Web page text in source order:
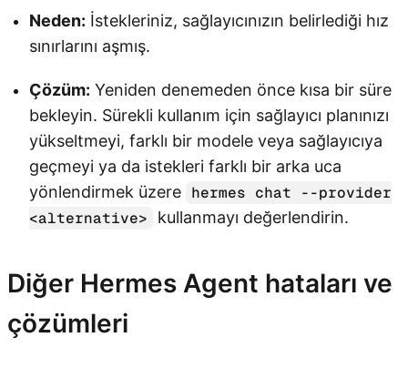
Neden: İstekleriniz, sağlayıcınızın belirlediği hız
sınırlarını aşmış.
Çözüm: Yeniden denemeden önce kısa bir süre
bekleyin. Sürekli kullanım için sağlayıcı planınızı
yükseltmeyi, farklı bir modele veya sağlayıcıya
geçmeyi ya da istekleri farklı bir arka uca
yönlendirmek üzere hermes chat --provider
<alternative>
kullanmayı değerlendirin.
Diğer Hermes Agent hataları ve
çözümleri